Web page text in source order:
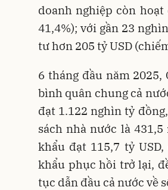
doanh nghiệp còn
41,4%); với gần 23
tư hơn 205 tỷ USD
6 tháng đầu năm 2025,
bình quân chung cả
đạt 1.122 nghìn tỷ
sách nhà nước là
khẩu đạt 115,7 tỷ
khẩu phục hồi trở lại,
tục dẫn đầu cả nước về